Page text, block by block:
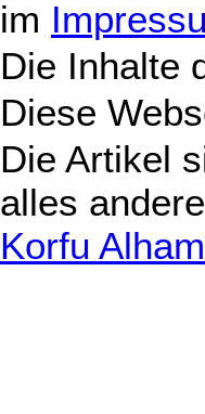
im
Die Inhalte
Diese
Die Artikel
alles
Korfu